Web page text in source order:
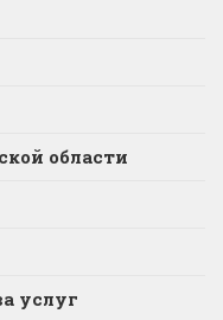
области
услуг